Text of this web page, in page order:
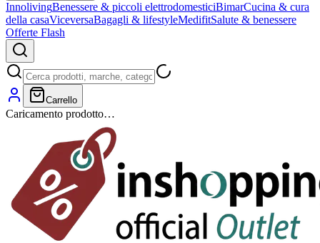
InnolivingBenessere & piccoli elettrodomesticiBimarCucina & cura
della casaViceversaBagagli & lifestyleMedifitSalute & benessere
Offerte Flash
Carrello
Caricamento prodotto…